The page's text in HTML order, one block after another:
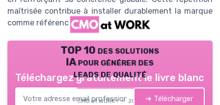
maîtrisée contribue à installer durablement la marque
comme référence sur son marché.
TOP 10 des solutions
IA pour générer des
leads de qualité
CMO at WORK ! — 2026
Téléchargez gratuitement le livre blanc
➔ Télécharger